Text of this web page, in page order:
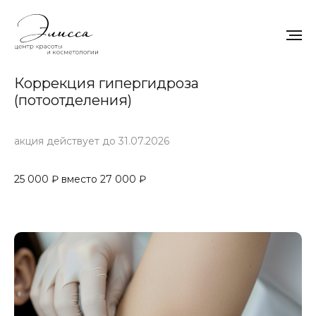
Коррекция гипергидроза
(потоотделения)
акция действует до 31.07.2026
25 000 ₽ вместо 27 000 ₽